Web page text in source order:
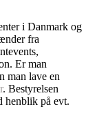
i Danmark og
fra
Er man
man lave en
. Bestyrelsen
henblik på evt.